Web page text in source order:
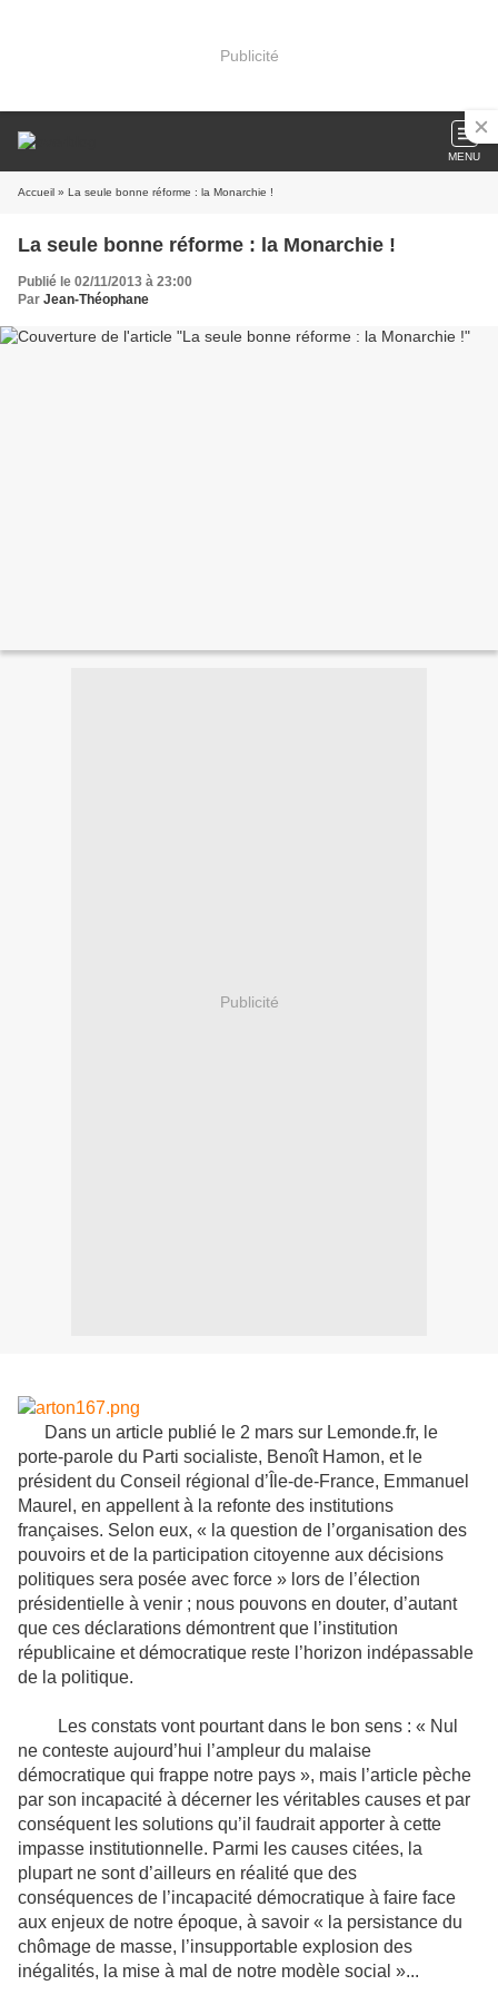
Publicité
MENU
Accueil » La seule bonne réforme : la Monarchie !
La seule bonne réforme : la Monarchie !
Publié le 02/11/2013 à 23:00
Par Jean-Théophane
Publicité
Dans un article publié le 2 mars sur Lemonde.fr, le
porte-parole du Parti socialiste, Benoît Hamon, et le
président du Conseil régional d’Île-de-France, Emmanuel
Maurel, en appellent à la refonte des institutions
françaises. Selon eux, « la question de l’organisation des
pouvoirs et de la participation citoyenne aux décisions
politiques sera posée avec force » lors de l’élection
présidentielle à venir ; nous pouvons en douter, d’autant
que ces déclarations démontrent que l’institution
républicaine et démocratique reste l’horizon indépassable
de la politique.
Les constats vont pourtant dans le bon sens : « Nul
ne conteste aujourd’hui l’ampleur du malaise
démocratique qui frappe notre pays », mais l’article pèche
par son incapacité à décerner les véritables causes et par
conséquent les solutions qu’il faudrait apporter à cette
impasse institutionnelle. Parmi les causes citées, la
plupart ne sont d’ailleurs en réalité que des
conséquences de l’incapacité démocratique à faire face
aux enjeux de notre époque, à savoir « la persistance du
chômage de masse, l’insupportable explosion des
inégalités, la mise à mal de notre modèle social »...